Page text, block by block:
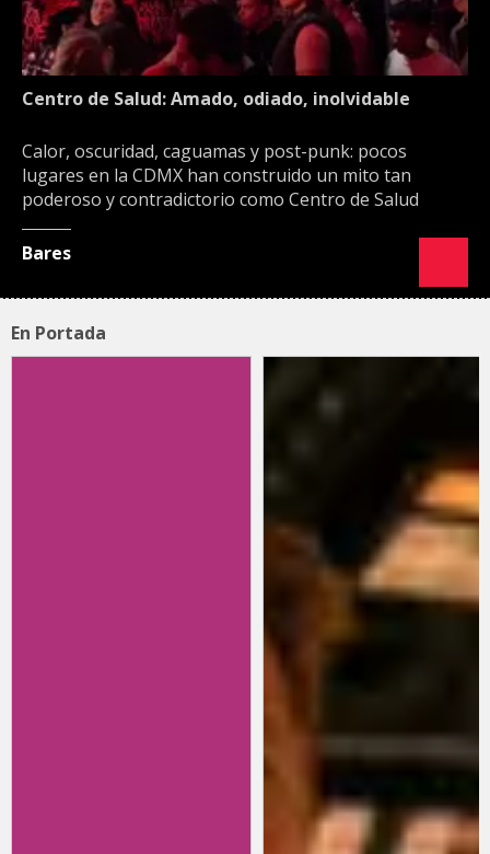
Centro de Salud: Amado, odiado, inolvidable
Calor, oscuridad, caguamas y post-punk: pocos
lugares en la CDMX han construido un mito tan
poderoso y contradictorio como Centro de Salud
Bares
En Portada